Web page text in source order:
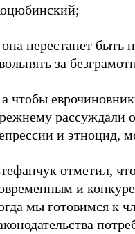
перестанет быть
за
чтобы
рассуждали
и этноцид,
отметил,
и
мы готовимся к